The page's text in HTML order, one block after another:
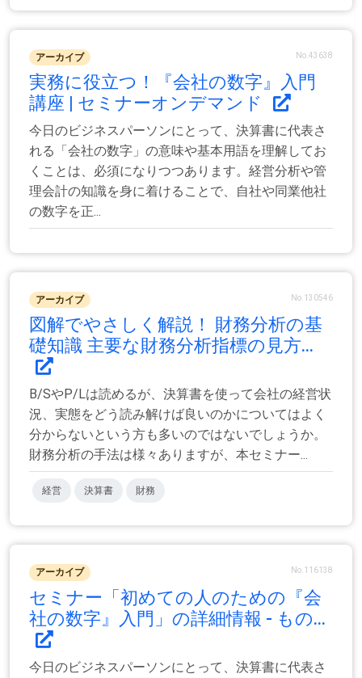
アーカイブ No.43638
実務に役立つ！『会社の数字』入門
講座 | セミナーオンデマンド
今日のビジネスパーソンにとって、決算書に代表さ
れる「会社の数字」の意味や基本用語を理解してお
くことは、必須になりつつあります。経営分析や管
理会計の知識を身に着けることで、自社や同業他社
の数字を正...
アーカイブ No.130546
図解でやさしく解説！ 財務分析の基
礎知識 主要な財務分析指標の見方...
B/SやP/Lは読めるが、決算書を使って会社の経営状
況、実態をどう読み解けば良いのかについてはよく
分からないという方も多いのではないでしょうか。
財務分析の手法は様々ありますが、本セミナー...
経営 決算書 財務
アーカイブ No.116138
セミナー「初めての人のための『会
社の数字』入門」の詳細情報 - もの...
今日のビジネスパーソンにとって、決算書に代表さ